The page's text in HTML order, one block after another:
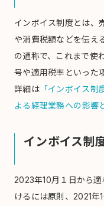
インボイス制度とは、
や消費税額などを伝え
の通称で、これまで使
号や適用税率といった
詳細は「インボイス制
よる経理業務への影響
インボイス制
2023年10月１日から
けるには原則、2021年